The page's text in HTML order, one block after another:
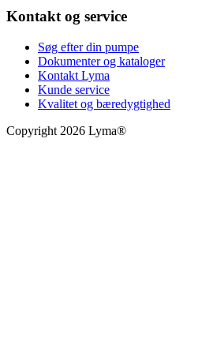
Kontakt og service
Søg efter din pumpe
Dokumenter og kataloger
Kontakt Lyma
Kunde service
Kvalitet og bæredygtighed
Copyright 2026 Lyma®